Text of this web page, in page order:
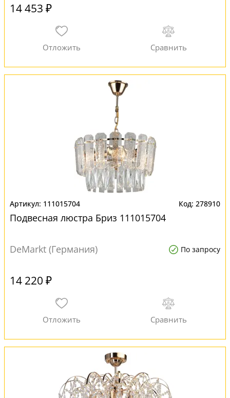
14 453 ₽
111015704 278910
Подвесная люстра Бриз 111015704
DeMarkt (Германия) По запросу
14 220 ₽